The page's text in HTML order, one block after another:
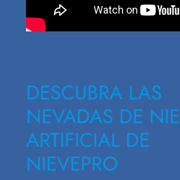
DESCUBRA LAS
NEVADAS DE
ARTIFICIAL DE
NIEVEPRO